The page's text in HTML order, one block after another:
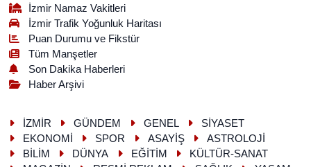
İzmir Namaz Vakitleri
İzmir Trafik Yoğunluk Haritası
Puan Durumu ve Fikstür
Tüm Manşetler
Son Dakika Haberleri
Haber Arşivi
İZMİR GÜNDEM GENEL
SİYASET
EKONOMİ
SPOR ASAYİŞ
ASTROLOJİ
BİLİM
DÜNYA EĞİTİM
KÜLTÜR-SANAT